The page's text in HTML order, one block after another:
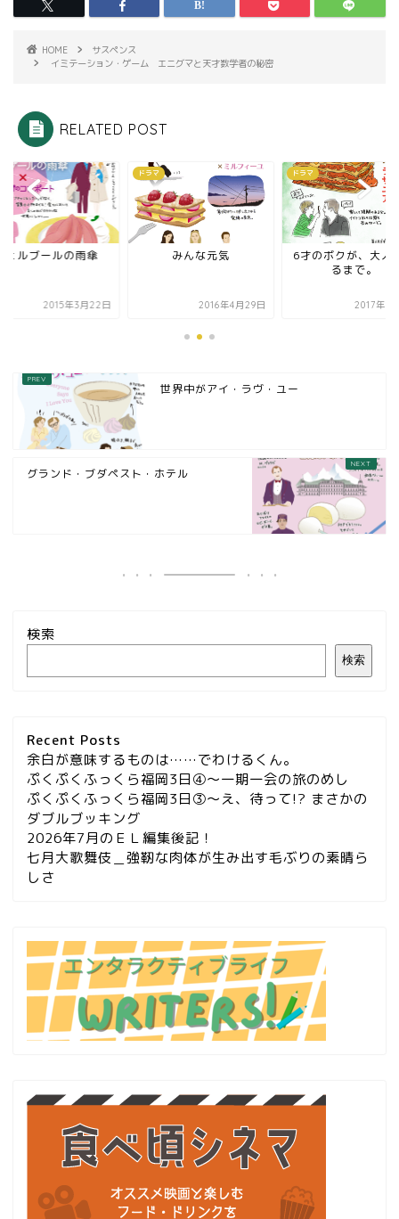
HOME
サスペンス
イミテーション・ゲーム エニグマと天才数学者の秘密
RELATED POST
ェルブールの雨傘
2015年3月22日
ドラマ
みんな元気
2016年4月29日
ドラマ
6才のボクが、大人
るまで。
2017年7
世界中がアイ・ラヴ・ユー
グランド・ブダペスト・ホテル
検索
検索
Recent Posts
余白が意味するものは……でわけるくん。
ぷくぷくふっくら福岡3日④～一期一会の旅のめし
ぷくぷくふっくら福岡3日③～え、待って!? まさかの
ダブルブッキング
2026年7月のＥＬ編集後記！
七月大歌舞伎＿強靭な肉体が生み出す毛ぶりの素晴ら
しさ